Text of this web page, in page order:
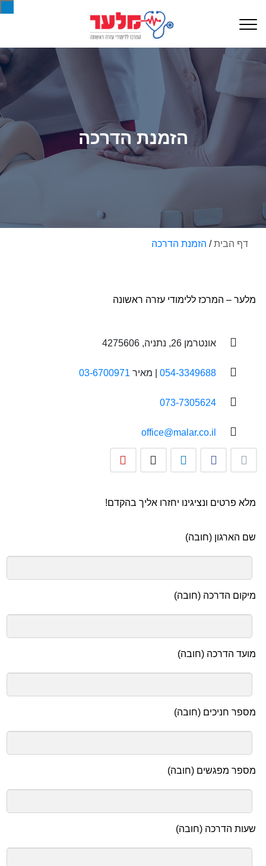
הזמנת הדרכה
דף הבית/ הזמנת הדרכה
מלער – המרכז ללימודי עזרה ראשונה
אונטרמן 26, נתניה, 4275606
054-3349688 | מאיר 03-6700971
073-7305624
office@malar.co.il
מלא פרטים ונציגינו יחזרו אליך בהקדם!
שם הארגון (חובה)
מיקום הדרכה (חובה)
מועד הדרכה (חובה)
מספר חניכים (חובה)
מספר מפגשים (חובה)
שעות הדרכה (חובה)